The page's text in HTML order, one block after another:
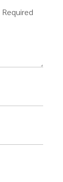
Required